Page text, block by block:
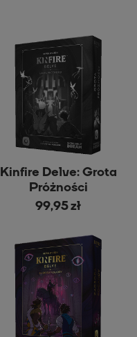
Kinfire Delve: Grota
Próżności
99,95 zł